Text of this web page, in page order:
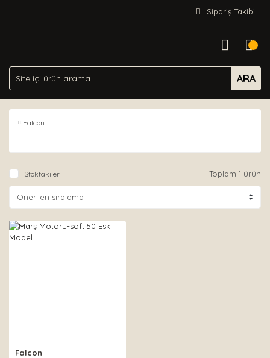
Sipariş Takibi
ARA
Falcon
Stoktakiler Toplam 1 ürün
Falcon